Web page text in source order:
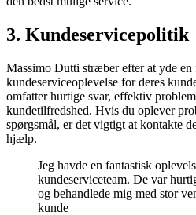
3. Kundeservicepolitik
Massimo Dutti stræber efter at yde en
kundeserviceoplevelse for deres
omfatter hurtige svar, effektiv
kundetilfredshed. Hvis du oplever
spørgsmål, er det vigtigt at kontakte
hjælp.
Jeg havde en fantastisk
kundeserviceteam. De var
og behandlede mig med stor
kunde